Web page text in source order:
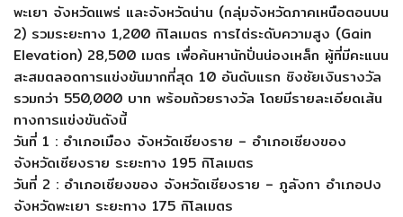
พะเยา จังหวัดแพร่ และจังหวัดน่าน (กลุ่มจังหวัดภาคเหนือตอนบน
2) รวมระยะทาง 1,200 กิโลเมตร การไต่ระดับความสูง (Gain
Elevation) 28,500 เมตร เพื่อค้นหานักปั่นน่องเหล็ก ผู้ที่มีคะแนน
สะสมตลอดการแข่งขันมากที่สุด 10 อันดับแรก ชิงชัยเงินรางวัล
รวมกว่า 550,000 บาท พร้อมถ้วยรางวัล โดยมีรายละเอียดเส้น
ทางการแข่งขันดังนี้
วันที่ 1 : อำเภอเมือง จังหวัดเชียงราย – อำเภอเชียงของ
จังหวัดเชียงราย ระยะทาง 195 กิโลเมตร
วันที่ 2 : อำเภอเชียงของ จังหวัดเชียงราย – ภูลังกา อำเภอปง
จังหวัดพะเยา ระยะทาง 175 กิโลเมตร